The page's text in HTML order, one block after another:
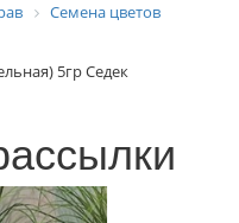
Семена цветов
5гр Седек